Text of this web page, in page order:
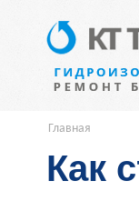
Главная
Как